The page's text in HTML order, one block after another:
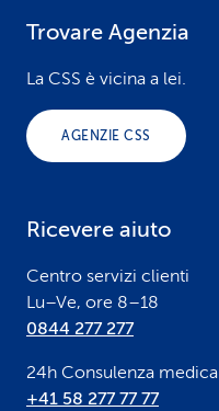
Trovare Agenzia
La CSS è vicina a lei.
AGENZIE CSS
Ricevere aiuto
Centro servizi clienti
Lu–Ve, ore 8–18
0844 277 277
24h Consulenza medica
+41 58 277 77 77